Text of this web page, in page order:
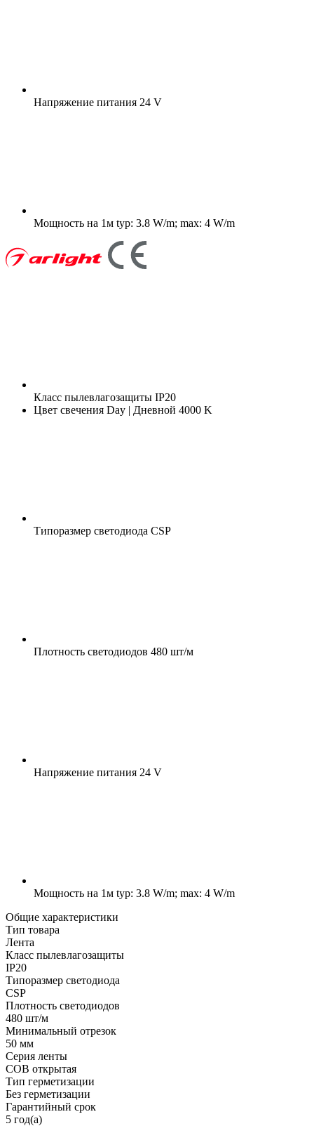
Напряжение питания 24 V
Мощность на 1м typ: 3.8 W/m; max: 4 W/m
Класс пылевлагозащиты IP20
Цвет свечения Day | Дневной 4000 K
Типоразмер светодиода CSP
Плотность светодиодов 480 шт/м
Напряжение питания 24 V
Мощность на 1м typ: 3.8 W/m; max: 4 W/m
Общие характеристики
Тип товара
Лента
Класс пылевлагозащиты
IP20
Типоразмер светодиода
CSP
Плотность светодиодов
480 шт/м
Минимальный отрезок
50 мм
Серия ленты
COB открытая
Тип герметизации
Без герметизации
Гарантийный срок
5 год(а)